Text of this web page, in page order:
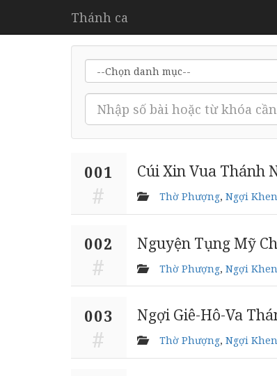
Thánh ca
001 Cúi Xin Vua Thánh
Thờ Phượng, Ngợi
002 Nguyện Tụng Mỹ
Thờ Phượng, Ngợi
003 Ngợi Giê-Hô-Va
Thờ Phượng, Ngợi